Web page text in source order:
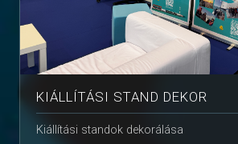
KIÁLLÍTÁSI STAND DEKOR
Kiállítási standok dekorálása